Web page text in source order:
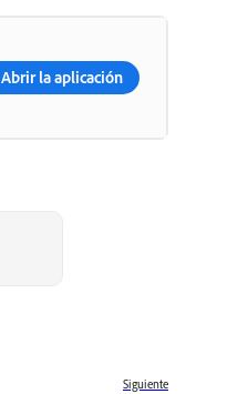
Abrir la aplicación
Siguiente